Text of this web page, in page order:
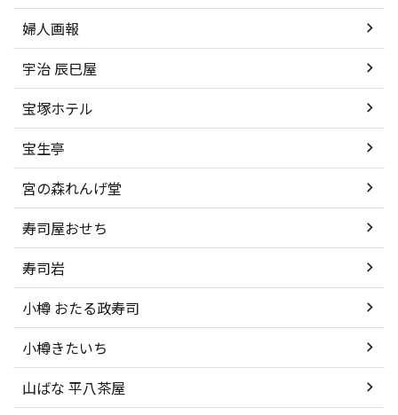
婦人画報
宇治 辰巳屋
宝塚ホテル
宝生亭
宮の森れんげ堂
寿司屋おせち
寿司岩
小樽 おたる政寿司
小樽きたいち
山ばな 平八茶屋